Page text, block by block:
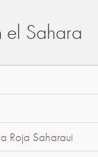
Sahara
Roja Saharaui